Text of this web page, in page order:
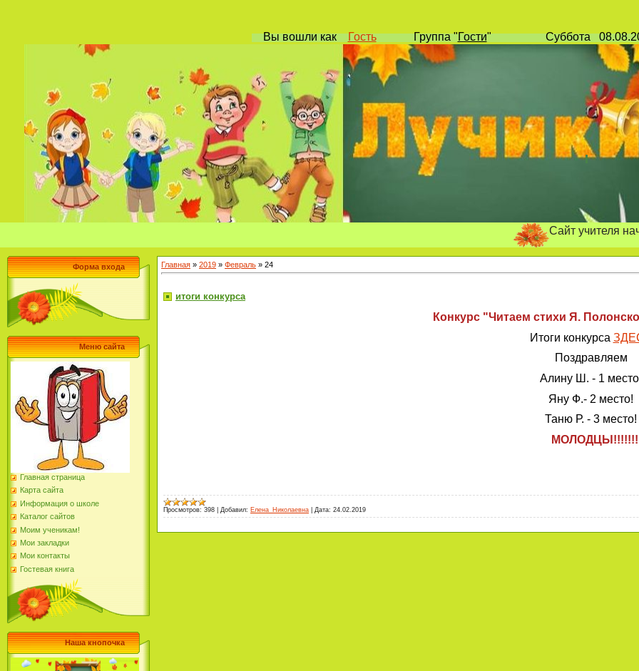
Вы вошликак Гость Группа"Гости" Суббота
Сайт учителя начальных
Форма входа
Меню сайта
Главная страница
Карта сайта
Информация о школе
Каталог сайтов
Моим ученикам!
Мои закладки
Мои контакты
Гостевая книга
Наша кнопочка
Главная » 2019 » Февраль » 24
итоги конкурса
Конкурс "Читаем стихи Я.
Итоги конкурса
Поздравляем
Алину Ш. - 1
Яну Ф.- 2 место!
Таню Р. - 3 место!
Просмотров: 398 Добавил: Елена_Николаевна Дата: 24.02.2019